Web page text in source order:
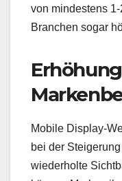
von mindestens
Branchen sogar
Mobile Display-
bei der
wiederholte